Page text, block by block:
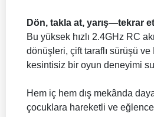
Dön, takla at, yarış—tekrar
Bu yüksek hızlı 2.4GHz RC
dönüşleri, çift taraflı sürüşü ve
kesintisiz bir oyun deneyimi
Hem iç hem dış mekânda
çocuklara hareketli ve